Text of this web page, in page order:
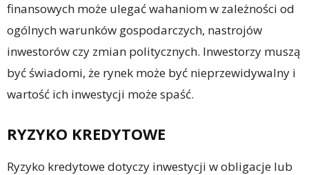
finansowych może ulegać wahaniom w zależności od
ogólnych warunków gospodarczych, nastrojów
inwestorów czy zmian politycznych. Inwestorzy muszą
być świadomi, że rynek może być nieprzewidywalny i
wartość ich inwestycji może spaść.
RYZYKO KREDYTOWE
Ryzyko kredytowe dotyczy inwestycji w obligacje lub